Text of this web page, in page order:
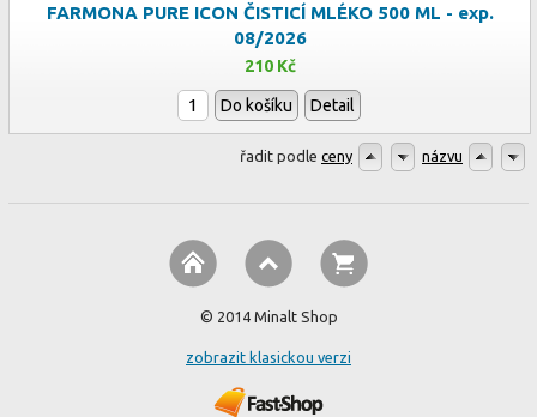
FARMONA PURE ICON ČISTICÍ MLÉKO 500 ML - exp.
08/2026
210 Kč
Do košíku Detail
řadit podle ceny názvu
© 2014 Minalt Shop
zobrazit klasickou verzi